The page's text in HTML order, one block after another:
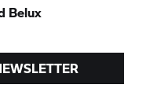
Belux